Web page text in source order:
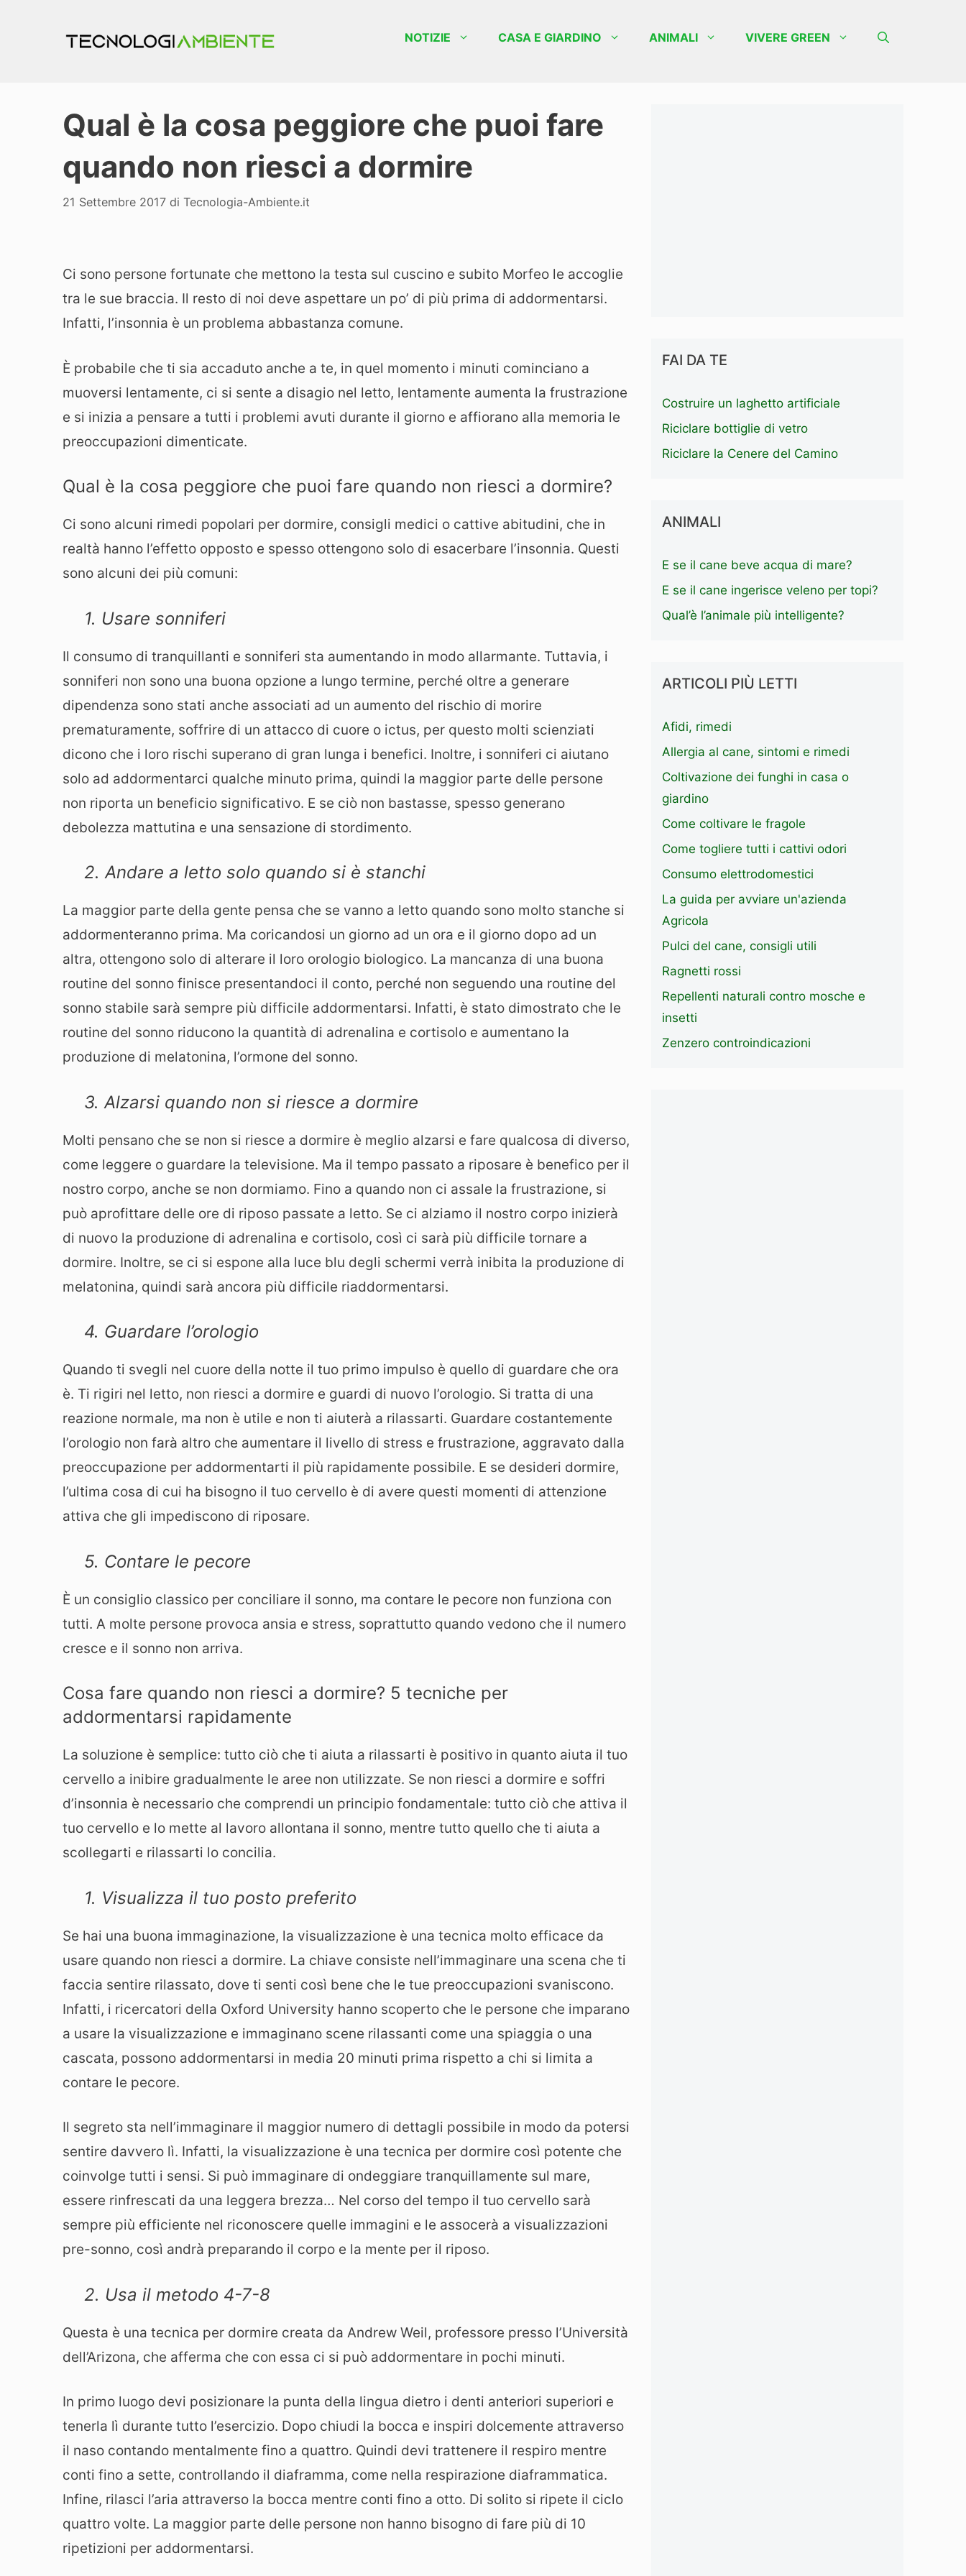
NOTIZIE CASA E GIARDINO ANIMALI VIVERE GREEN
Qual è la cosa peggiore che puoi fare
quando non riesci a dormire
21 Settembre 2017 di Tecnologia-Ambiente.it
Ci sono persone fortunate che mettono la testa sul cuscino e subito Morfeo le accoglie
tra le sue braccia. Il resto di noi deve aspettare un po’ di più prima di addormentarsi.
Infatti, l’insonnia è un problema abbastanza comune.
È probabile che ti sia accaduto anche a te, in quel momento i minuti cominciano a
muoversi lentamente, ci si sente a disagio nel letto, lentamente aumenta la frustrazione
e si inizia a pensare a tutti i problemi avuti durante il giorno e affiorano alla memoria le
preoccupazioni dimenticate.
Qual è la cosa peggiore che puoi fare quando non riesci a dormire?
Ci sono alcuni rimedi popolari per dormire, consigli medici o cattive abitudini, che in
realtà hanno l’effetto opposto e spesso ottengono solo di esacerbare l’insonnia. Questi
sono alcuni dei più comuni:
1. Usare sonniferi
Il consumo di tranquillanti e sonniferi sta aumentando in modo allarmante. Tuttavia, i
sonniferi non sono una buona opzione a lungo termine, perché oltre a generare
dipendenza sono stati anche associati ad un aumento del rischio di morire
prematuramente, soffrire di un attacco di cuore o ictus, per questo molti scienziati
dicono che i loro rischi superano di gran lunga i benefici. Inoltre, i sonniferi ci aiutano
solo ad addormentarci qualche minuto prima, quindi la maggior parte delle persone
non riporta un beneficio significativo. E se ciò non bastasse, spesso generano
debolezza mattutina e una sensazione di stordimento.
2. Andare a letto solo quando si è stanchi
La maggior parte della gente pensa che se vanno a letto quando sono molto stanche si
addormenteranno prima. Ma coricandosi un giorno ad un ora e il giorno dopo ad un
altra, ottengono solo di alterare il loro orologio biologico. La mancanza di una buona
routine del sonno finisce presentandoci il conto, perché non seguendo una routine del
sonno stabile sarà sempre più difficile addormentarsi. Infatti, è stato dimostrato che le
routine del sonno riducono la quantità di adrenalina e cortisolo e aumentano la
produzione di melatonina, l’ormone del sonno.
3. Alzarsi quando non si riesce a dormire
Molti pensano che se non si riesce a dormire è meglio alzarsi e fare qualcosa di diverso,
come leggere o guardare la televisione. Ma il tempo passato a riposare è benefico per il
nostro corpo, anche se non dormiamo. Fino a quando non ci assale la frustrazione, si
può aprofittare delle ore di riposo passate a letto. Se ci alziamo il nostro corpo inizierà
di nuovo la produzione di adrenalina e cortisolo, così ci sarà più difficile tornare a
dormire. Inoltre, se ci si espone alla luce blu degli schermi verrà inibita la produzione di
melatonina, quindi sarà ancora più difficile riaddormentarsi.
4. Guardare l’orologio
Quando ti svegli nel cuore della notte il tuo primo impulso è quello di guardare che ora
è. Ti rigiri nel letto, non riesci a dormire e guardi di nuovo l’orologio. Si tratta di una
reazione normale, ma non è utile e non ti aiuterà a rilassarti. Guardare costantemente
l’orologio non farà altro che aumentare il livello di stress e frustrazione, aggravato dalla
preoccupazione per addormentarti il più rapidamente possibile. E se desideri dormire,
l’ultima cosa di cui ha bisogno il tuo cervello è di avere questi momenti di attenzione
attiva che gli impediscono di riposare.
5. Contare le pecore
È un consiglio classico per conciliare il sonno, ma contare le pecore non funziona con
tutti. A molte persone provoca ansia e stress, soprattutto quando vedono che il numero
cresce e il sonno non arriva.
Cosa fare quando non riesci a dormire? 5 tecniche per
addormentarsi rapidamente
La soluzione è semplice: tutto ciò che ti aiuta a rilassarti è positivo in quanto aiuta il tuo
cervello a inibire gradualmente le aree non utilizzate. Se non riesci a dormire e soffri
d’insonnia è necessario che comprendi un principio fondamentale: tutto ciò che attiva il
tuo cervello e lo mette al lavoro allontana il sonno, mentre tutto quello che ti aiuta a
scollegarti e rilassarti lo concilia.
1. Visualizza il tuo posto preferito
Se hai una buona immaginazione, la visualizzazione è una tecnica molto efficace da
usare quando non riesci a dormire. La chiave consiste nell’immaginare una scena che ti
faccia sentire rilassato, dove ti senti così bene che le tue preoccupazioni svaniscono.
Infatti, i ricercatori della Oxford University hanno scoperto che le persone che imparano
a usare la visualizzazione e immaginano scene rilassanti come una spiaggia o una
cascata, possono addormentarsi in media 20 minuti prima rispetto a chi si limita a
contare le pecore.
Il segreto sta nell’immaginare il maggior numero di dettagli possibile in modo da potersi
sentire davvero lì. Infatti, la visualizzazione è una tecnica per dormire così potente che
coinvolge tutti i sensi. Si può immaginare di ondeggiare tranquillamente sul mare,
essere rinfrescati da una leggera brezza… Nel corso del tempo il tuo cervello sarà
sempre più efficiente nel riconoscere quelle immagini e le assocerà a visualizzazioni
pre-sonno, così andrà preparando il corpo e la mente per il riposo.
2. Usa il metodo 4-7-8
Questa è una tecnica per dormire creata da Andrew Weil, professore presso l’Università
dell’Arizona, che afferma che con essa ci si può addormentare in pochi minuti.
In primo luogo devi posizionare la punta della lingua dietro i denti anteriori superiori e
tenerla lì durante tutto l’esercizio. Dopo chiudi la bocca e inspiri dolcemente attraverso
il naso contando mentalmente fino a quattro. Quindi devi trattenere il respiro mentre
conti fino a sette, controllando il diaframma, come nella respirazione diaframmatica.
Infine, rilasci l’aria attraverso la bocca mentre conti fino a otto. Di solito si ripete il ciclo
quattro volte. La maggior parte delle persone non hanno bisogno di fare più di 10
ripetizioni per addormentarsi.
FAI DA TE
Costruire un laghetto artificiale
Riciclare bottiglie di vetro
Riciclare la Cenere del Camino
ANIMALI
E se il cane beve acqua di mare?
E se il cane ingerisce veleno per topi?
Qual’è l’animale più intelligente?
ARTICOLI PIÙ LETTI
Afidi, rimedi
Allergia al cane, sintomi e rimedi
Coltivazione dei funghi in casa o
giardino
Come coltivare le fragole
Come togliere tutti i cattivi odori
Consumo elettrodomestici
La guida per avviare un'azienda
Agricola
Pulci del cane, consigli utili
Ragnetti rossi
Repellenti naturali contro mosche e
insetti
Zenzero controindicazioni